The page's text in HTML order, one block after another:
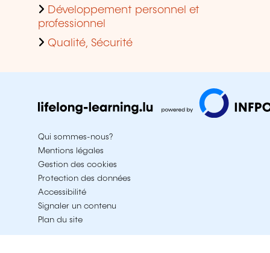
Développement personnel et
professionnel
Qualité, Sécurité
Qui sommes-nous?
Mentions légales
Gestion des cookies
Protection des données
Accessibilité
Signaler un contenu
Plan du site